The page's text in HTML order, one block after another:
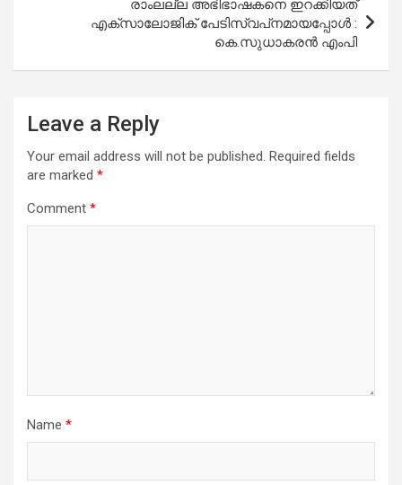
രാംലല്ല അഭിഭാഷകനെ ഇറക്കിയത്
എക്‌സാലോജിക് പേടിസ്വപ്‌നമായപ്പോള്‍ :
കെ.സുധാകരന്‍ എംപി
Leave a Reply
Your email address will not be published. Required fields
are marked *
Comment *
Name *